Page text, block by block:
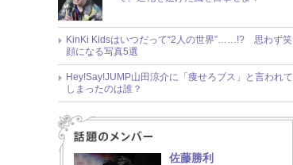
KinKi Kidsはいつだって“2人の世界”……!? 思わず笑
顔になる写真5選
Hey!Say!JUMP山田涼介に「痩せろブス」と言われて
しまったのは誰？
佐藤勝利